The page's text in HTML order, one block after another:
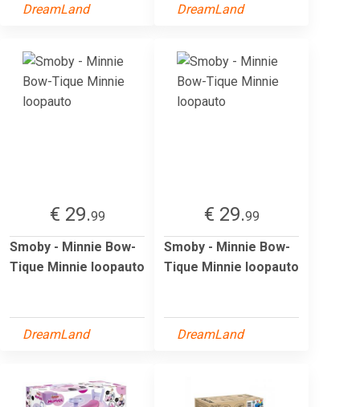
DreamLand DreamLand
€ 29.99
Smoby - Minnie Bow-
Tique Minnie loopauto
DreamLand
€ 29.99
Smoby - Minnie Bow-
Tique Minnie loopauto
DreamLand